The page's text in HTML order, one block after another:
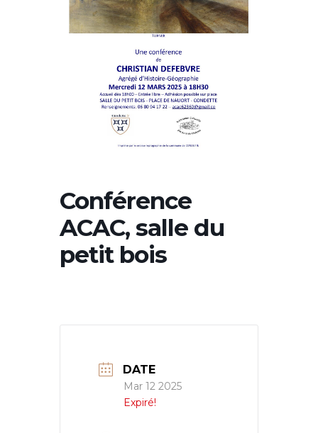
Conférence
ACAC, salle du
petit bois
DATE
Mar 12 2025
Expiré!